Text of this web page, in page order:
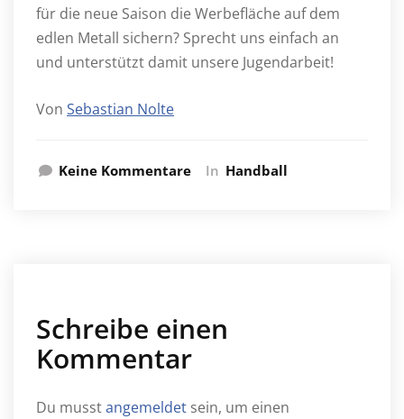
für die neue Saison die Werbefläche auf dem
edlen Metall sichern? Sprecht uns einfach an
und unterstützt damit unsere Jugendarbeit!
Von Sebastian Nolte
Keine Kommentare In Handball
Schreibe einen
Kommentar
Du musstangemeldet sein, um einen